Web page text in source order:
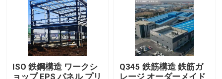
ISO 鉄鋼構造 ワークシ
ョップ EPS パネル プリ
Q345 鉄筋構造 鉄筋ガ
レージ オーダーメイド